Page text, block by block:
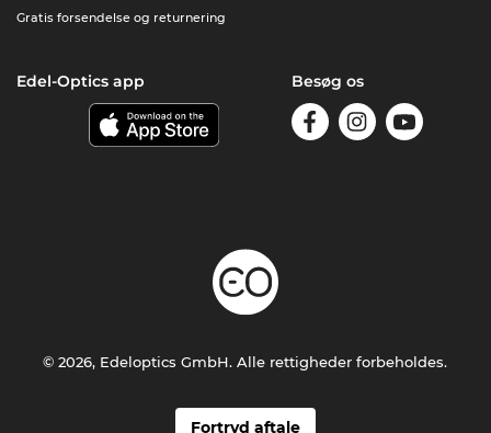
Gratis forsendelse og returnering
Edel-Optics app Besøg os
Fortryd aftale
© 2026, Edeloptics GmbH. Alle rettigheder forbeholdes.